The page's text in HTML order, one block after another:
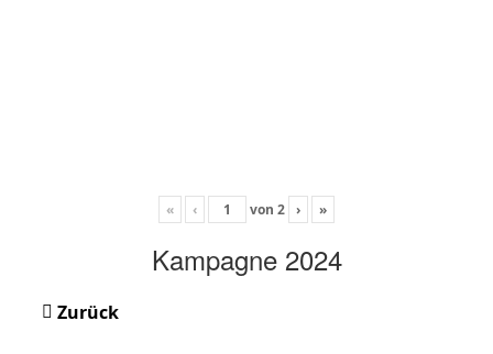
« ‹ von 2 › »
Kampagne 2024
Zurück